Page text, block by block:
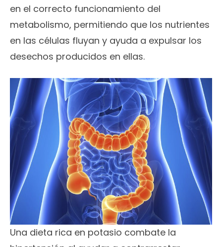
en el correcto funcionamiento del
metabolismo, permitiendo que los nutrientes
en las células fluyan y ayuda a expulsar los
desechos producidos en ellas.
Una dieta rica en potasio combate la